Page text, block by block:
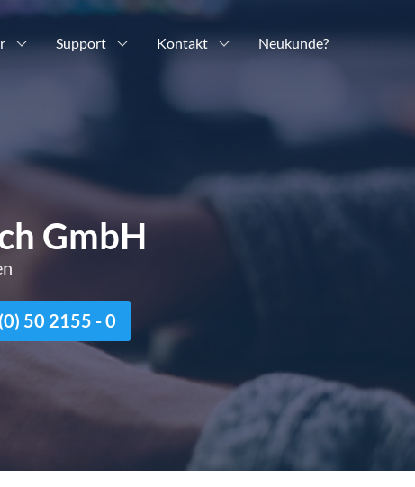
Support Kontakt Neukunde?
GmbH
50 2155 - 0